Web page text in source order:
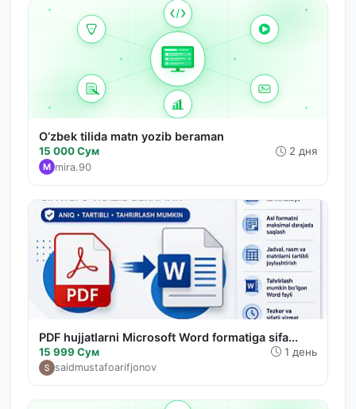
O‘zbek tilida matn yozib beraman
15 000 Сум 2 дня
M mira.90
PDF hujjatlarni Microsoft Word formatiga sifa...
15 999 Сум 1 день
saidmustafoarifjonov